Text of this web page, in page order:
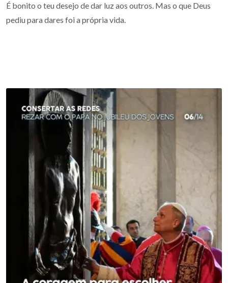
É bonito o teu desejo de dar luz aos outros. Mas o que Deus
pediu para dares foi a própria vida.